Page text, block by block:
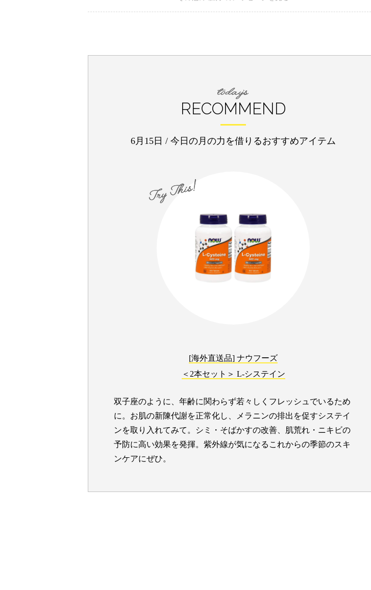
2026年6月14日のメッセージ 2026年6月16日のメッセージ
RECOMMEND
6月15日 / 今日の月の力を借りるおすすめアイテム
[海外直送品] ナウフーズ
＜2本セット＞ L-システイン
双子座のように、年齢に関わらず若々しくフレッシュでいるため
に。お肌の新陳代謝を正常化し、メラニンの排出を促すシステイ
ンを取り入れてみて。シミ・そばかすの改善、肌荒れ・ニキビの
予防に高い効果を発揮。紫外線が気になるこれからの季節のスキ
ンケアにぜひ。